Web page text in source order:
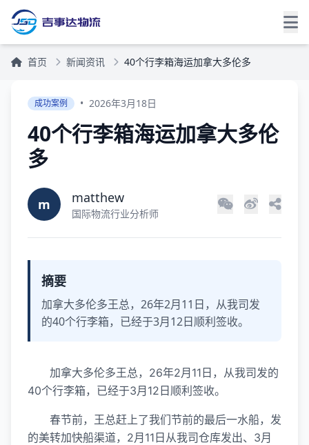
首页 新闻资讯 40个行李箱海运加拿大多伦多
成功案例 • 2026年3月18日
40个行李箱海运加拿大多伦
多
m matthew
国际物流行业分析师
摘要
加拿大多伦多王总，26年2月11日，从我司发
的40个行李箱，已经于3月12日顺利签收。
加拿大多伦多王总，26年2月11日，从我司发的
40个行李箱，已经于3月12日顺利签收。
春节前，王总赶上了我们节前的最后一水船，发
的美转加快船渠道，2月11日从我司仓库发出、3月